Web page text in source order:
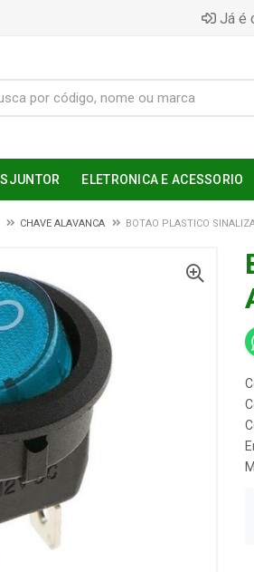
Já é
ELETRONICA E ACESSORIO
CHAVE ALAVANCA BOTAO PLASTICO